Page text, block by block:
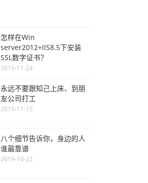
怎样在Win
server2012+IIS8.5下安装
SSL数字证书？
2019-11-24
永远不要跟知己上床、到朋
友公司打工
2019-11-15
八个细节告诉你，身边的人
谁最靠谱
2019-10-22